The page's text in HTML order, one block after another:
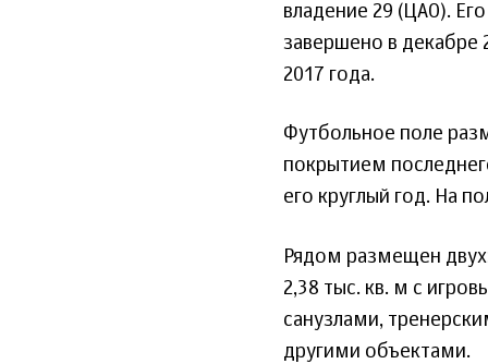
владение 29 (ЦАО).
завершено в декабре
2017 года.
Футбольное поле
покрытием
его круглый год. На
Рядом размещен
2,38 тыс. кв. м с
санузлами,
другими объектами.